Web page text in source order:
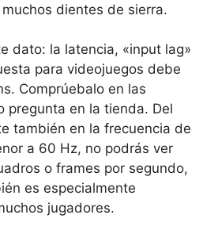
dientes de sierra.
dato: la latencia, «input lag»
para videojuegos debe
. Comprúebalo en las
pregunta en la tienda. Del
también en la frecuencia de
a 60 Hz, no podrás ver
o frames por segundo,
es especialmente
jugadores.